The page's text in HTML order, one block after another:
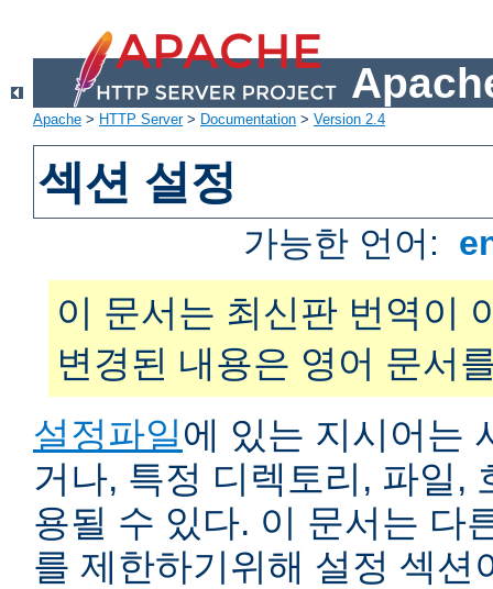
Apache > HTTP Server> Documentation > Version 2.4
섹션 설정
가능한 언어:
이 문서는 최신판 번역이
변경된 내용은 영어 문서
설정파일에 있는 지시어는
거나, 특정 디렉토리, 파일,
용될 수 있다. 이 문서는 다
를 제한하기위해 설정 섹션